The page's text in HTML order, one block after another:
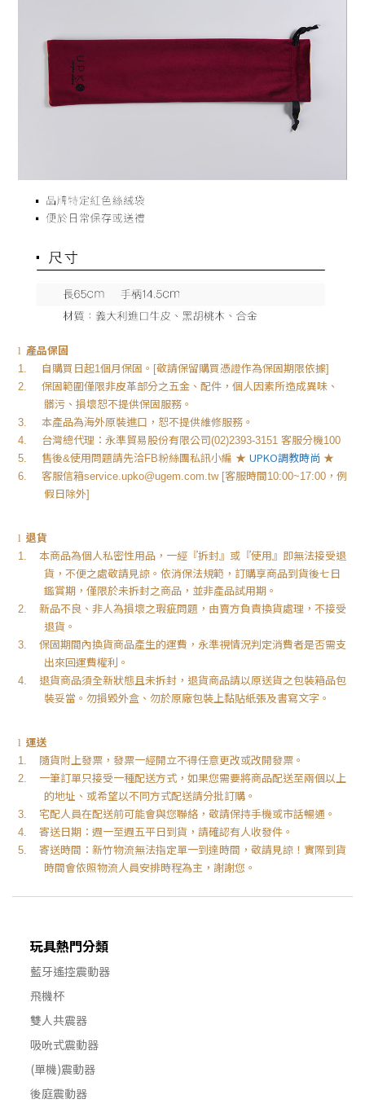
l 產品保固
1. 自購買日起1 個月保固。 [敬請保留購買憑證作為保固期限依據]
2.
保固範圍僅限非皮革部分之五金、配件，個人因素所造成異味、
髒污、損壞恕不提供保固服務。
3. 本產品為海外原裝進口，恕不提供維修服務。
4. 台灣總代理：永準貿易股份有限公司(02)2393-3151 客服分機100
5.
售後&使用問題請先洽FB粉絲團私訊小編 ★ UPKO調教時尚 ★
6. 客服信箱service.upko@ugem.com.tw [客服時間10:00~17:00 ，例
假日除外]
l 退貨
1.
本商品為個人私密性用品，一經『拆封』或『使用』即無法接受退
貨，不便之處敬請見諒。依消保法規範，訂購享商品到貨後七日
鑑賞期，僅限於未拆封之商品，並非產品試用期。
2.
新品不良、非人為損壞之瑕疵問題，由賣方負責換貨處理，不接受
退貨。
3.
保固期間內換貨商品產生的運費，永準視情況判定消費者是否需支
出來回運費權利。
4.
退貨商品須全新狀態且未拆封，退貨商品請以原送貨之包裝箱品包
裝妥當。勿損毀外盒、勿於原廠包裝上黏貼紙張及書寫文字。
l 運送
1. 隨貨附上發票，發票一經開立不得任意更改或改開發票。
2.
一筆訂單只接受一種配送方式，如果您需要將商品配送至兩個以上
的地址、或希望以不同方式配送請分批訂購。
3. 宅配人員在配送前可能會與您聯絡，敬請保持手機或市話暢通。
4. 寄送日期：週一至週五平日到貨，請確認有人收發件。
5.
寄送時間：新竹物流無法指定單一到達時間，敬請見諒！實際到貨
時間會依照物流人員安排時程為主，謝謝您。
玩具熱門分類
藍牙遙控震動器
飛機杯
雙人共震器
吸吮式震動器
(單機)震動器
後庭震動器